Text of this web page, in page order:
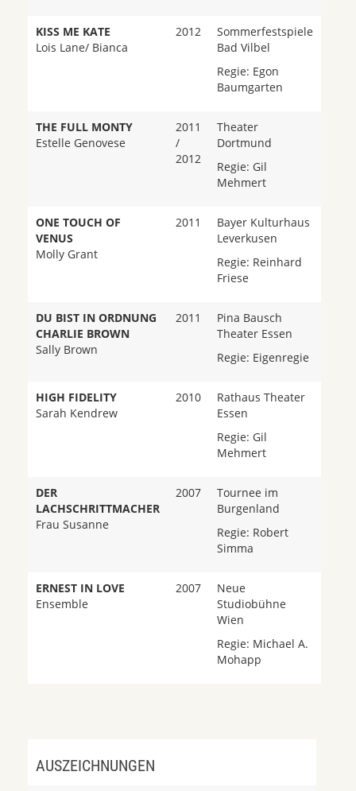
KISS ME KATE
Lois Lane/ Bianca
2012
Sommerfestspiele
Bad Vilbel
Regie: Egon
Baumgarten
THE FULL MONTY
Estelle Genovese
2011
/
2012
Theater
Dortmund
Regie: Gil
Mehmert
ONE TOUCH OF
VENUS
Molly Grant
2011
Bayer Kulturhaus
Leverkusen
Regie: Reinhard
Friese
DU BIST IN ORDNUNG
CHARLIE BROWN
Sally Brown
2011
Pina Bausch
Theater Essen
Regie: Eigenregie
HIGH FIDELITY
Sarah Kendrew
2010
Rathaus Theater
Essen
Regie: Gil
Mehmert
DER
LACHSCHRITTMACHER
Frau Susanne
2007
Tournee im
Burgenland
Regie: Robert
Simma
ERNEST IN LOVE
Ensemble
2007
Neue
Studiobühne
Wien
Regie: Michael A.
Mohapp
AUSZEICHNUNGEN